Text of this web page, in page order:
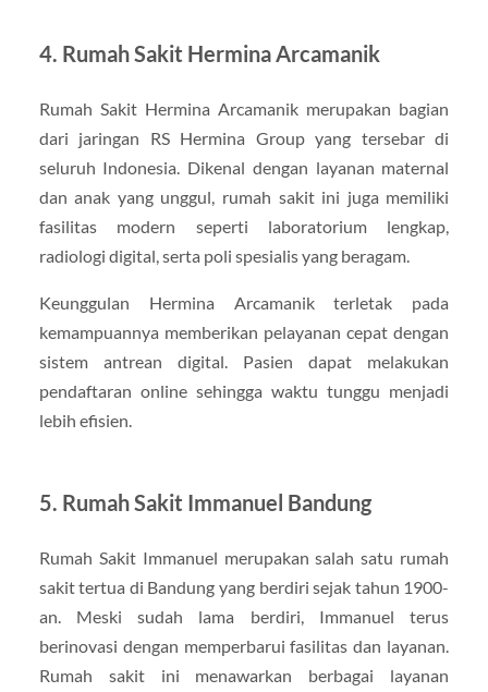
4. Rumah Sakit Hermina Arcamanik
Rumah Sakit Hermina Arcamanik merupakan bagian
dari jaringan RS Hermina Group yang tersebar di
seluruh Indonesia. Dikenal dengan layanan maternal
dan anak yang unggul, rumah sakit ini juga memiliki
fasilitas modern seperti laboratorium lengkap,
radiologi digital, serta poli spesialis yang beragam.
Keunggulan Hermina Arcamanik terletak pada
kemampuannya memberikan pelayanan cepat dengan
sistem antrean digital. Pasien dapat melakukan
pendaftaran online sehingga waktu tunggu menjadi
lebih efisien.
5. Rumah Sakit Immanuel Bandung
Rumah Sakit Immanuel merupakan salah satu rumah
sakit tertua di Bandung yang berdiri sejak tahun 1900-
an. Meski sudah lama berdiri, Immanuel terus
berinovasi dengan memperbarui fasilitas dan layanan.
Rumah sakit ini menawarkan berbagai layanan